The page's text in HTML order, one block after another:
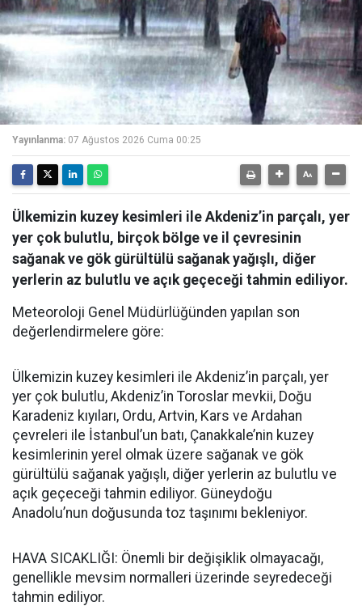
Yayınlanma: 07 Ağustos 2026 Cuma 00:25
Ülkemizin kuzey kesimleri ile Akdeniz’in parçalı, yer
yer çok bulutlu, birçok bölge ve il çevresinin
sağanak ve gök gürültülü sağanak yağışlı, diğer
yerlerin az bulutlu ve açık geçeceği tahmin ediliyor.
Meteoroloji Genel Müdürlüğünden yapılan son
değerlendirmelere göre:
Ülkemizin kuzey kesimleri ile Akdeniz’in parçalı, yer
yer çok bulutlu, Akdeniz’in Toroslar mevkii, Doğu
Karadeniz kıyıları, Ordu, Artvin, Kars ve Ardahan
çevreleri ile İstanbul’un batı, Çanakkale’nin kuzey
kesimlerinin yerel olmak üzere sağanak ve gök
gürültülü sağanak yağışlı, diğer yerlerin az bulutlu ve
açık geçeceği tahmin ediliyor. Güneydoğu
Anadolu’nun doğusunda toz taşınımı bekleniyor.
HAVA SICAKLIĞI: Önemli bir değişiklik olmayacağı,
genellikle mevsim normalleri üzerinde seyredeceği
tahmin ediliyor.